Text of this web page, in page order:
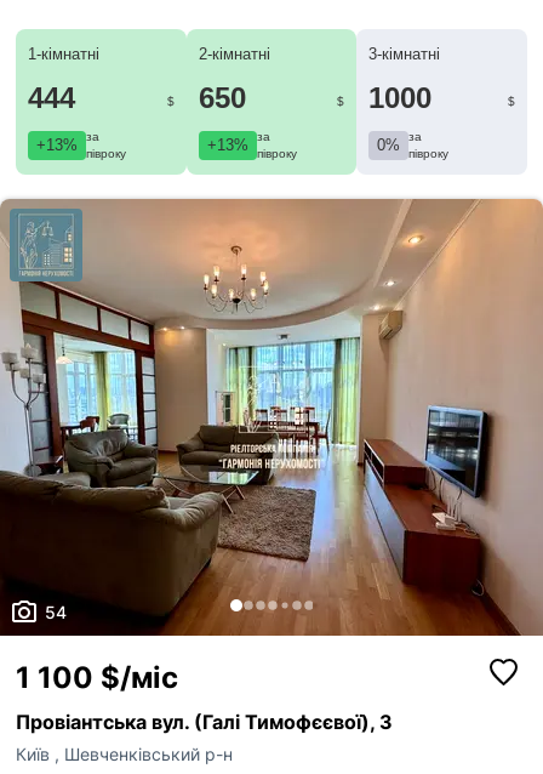
1-кімнатні
444 $
+13%
за
півроку
2-кімнатні
650 $
+13%
за
півроку
3-кімнатні
1000 $
0%
за
півроку
54
1 100 $/міс
Провіантська вул. (Галі Тимофєєвої), 3
Київ , Шевченківський р-н